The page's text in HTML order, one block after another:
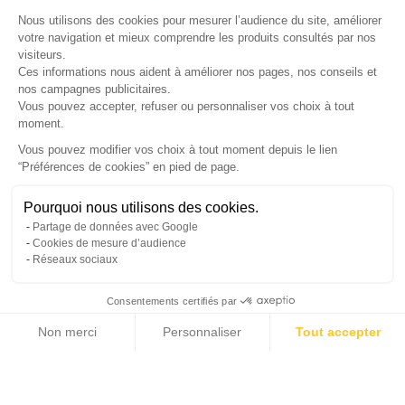
Nous utilisons des cookies pour mesurer l’audience du site, améliorer
votre navigation et mieux comprendre les produits consultés par nos
visiteurs.
Ces informations nous aident à améliorer nos pages, nos conseils et
nos campagnes publicitaires.
Vous pouvez accepter, refuser ou personnaliser vos choix à tout
moment.
Vous pouvez modifier vos choix à tout moment depuis le lien
“Préférences de cookies” en pied de page.
Pourquoi nous utilisons des cookies.
Partage de données avec Google
Cookies de mesure d’audience
Réseaux sociaux
Consentements certifiés par
Non merci Personnaliser Tout accepter
Gérer mes cookies
LETTRE D'INFORMATIONS
© Copyright 2026 France Galerie. Tous droits reservés.
Cliquez-ici pour modifier vos préférences en matière de cookies
💬Besoin d'aide ?
Une question ? Nous sommes là pour vous accompagner
Non, merci